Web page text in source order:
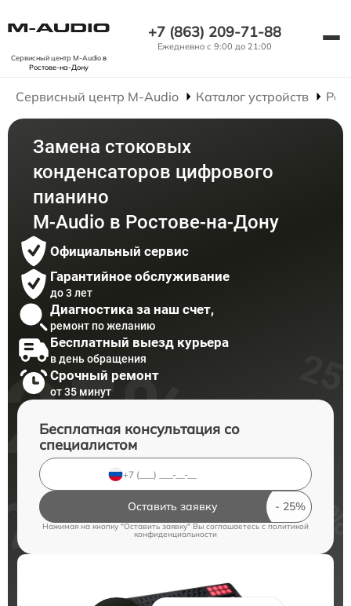
Сервисный центр M-Audioв
Ростове-на-Дону
+7 (863) 209-71-88
Ежедневно с 9:00 до 21:00
Сервисный центр M-Audio Каталог устройств
Замена стоковых
конденсаторов цифрового
пианино
M-Audio в Ростове-на-Дону
Официальный сервис
Гарантийное обслуживание
до 3 лет
Диагностика за наш счет,
ремонт по желанию
Бесплатный выезд курьера
в день обращения
Срочный ремонт
от 35 минут
Бесплатная консультация со
специалистом
Оставить заявку
Нажимая на кнопку "Оставить заявку" Вы соглашаетесь cполитикой
конфиденциальности